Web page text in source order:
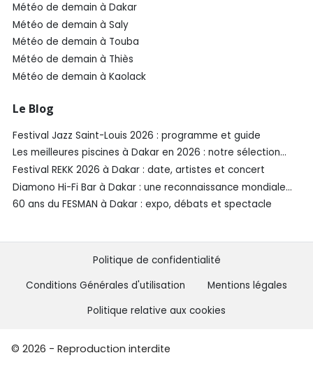
Météo de demain à Dakar
Météo de demain à Saly
Météo de demain à Touba
Météo de demain à Thiès
Météo de demain à Kaolack
Le Blog
Festival Jazz Saint-Louis 2026 : programme et guide
Les meilleures piscines à Dakar en 2026 : notre sélection
SénéGuide
Festival REKK 2026 à Dakar : date, artistes et concert
Diamono Hi-Fi Bar à Dakar : une reconnaissance mondiale
aux Spirited Awards®️ 2026
60 ans du FESMAN à Dakar : expo, débats et spectacle
Politique de confidentialité
Conditions Générales d'utilisation
Mentions légales
Politique relative aux cookies
© 2026 - Reproduction interdite